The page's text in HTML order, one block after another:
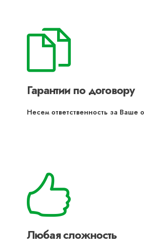
Гарантии по договору
Несем ответственность за Ваше
Любая сложность